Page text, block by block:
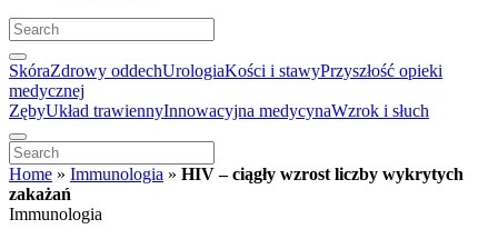
SkóraZdrowy oddechUrologiaKości i stawyPrzyszłość opieki
medycznej
ZębyUkład trawiennyInnowacyjna medycynaWzrok i słuch
Home » Immunologia » HIV – ciągły wzrost liczby wykrytych
zakażań
Immunologia